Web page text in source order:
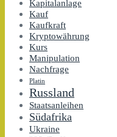
Kapitalanlage
Kauf
Kaufkraft
Kryptowährung
Kurs
Manipulation
Nachfrage
Platin
Russland
Staatsanleihen
Südafrika
Ukraine